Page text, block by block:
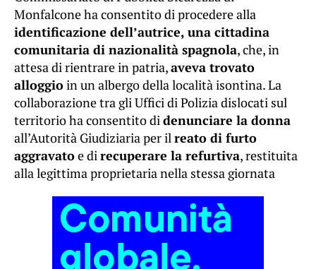
Monfalcone ha consentito di procedere alla
identificazione dell’autrice, una cittadina
comunitaria di nazionalità spagnola, che, in
attesa di rientrare in patria,aveva trovato
alloggioin un albergo della località isontina. La
collaborazione tra gli Uffici di Polizia dislocati sul
territorio ha consentito didenunciare la donna
all’Autorità Giudiziaria per ilreato di furto
aggravatoe direcuperare la refurtiva, restituita
alla legittima proprietaria nella stessa giornata